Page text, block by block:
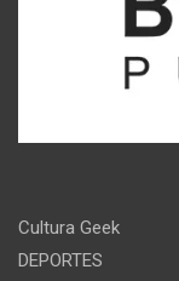
Cultura Geek
DEPORTES